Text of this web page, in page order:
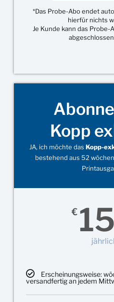
*Das Probe-Abo endet
hierfür nichts
Je Kunde kann das Probe-
Kopp
JA, ich möchte dasKopp-
bestehend aus 52
€
Erscheinungsweise:
versandfertig an jedem